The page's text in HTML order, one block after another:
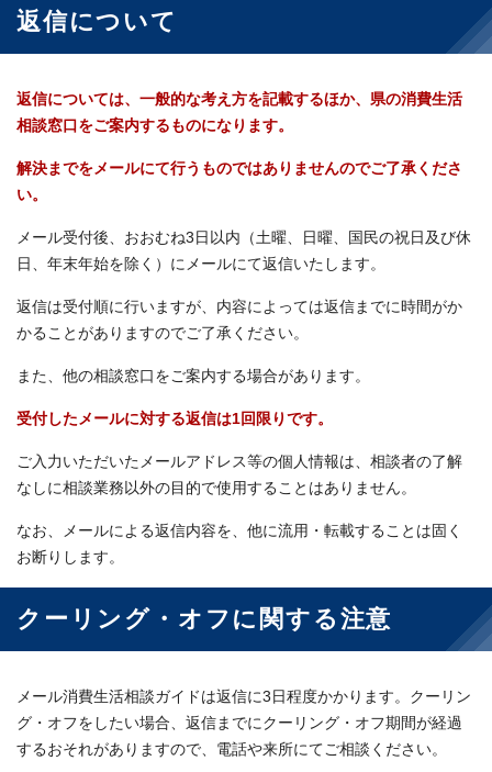
返信について
返信については、一般的な考え方を記載するほか、県の消費生活
相談窓口をご案内するものになります。
解決までをメールにて行うものではありませんのでご了承くださ
い。
メール受付後、おおむね3日以内（土曜、日曜、国民の祝日及び休
日、年末年始を除く）にメールにて返信いたします。
返信は受付順に行いますが、内容によっては返信までに時間がか
かることがありますのでご了承ください。
また、他の相談窓口をご案内する場合があります。
受付したメールに対する返信は1回限りです。
ご入力いただいたメールアドレス等の個人情報は、相談者の了解
なしに相談業務以外の目的で使用することはありません。
なお、メールによる返信内容を、他に流用・転載することは固く
お断りします。
クーリング・オフに関する注意
メール消費生活相談ガイドは返信に3日程度かかります。クーリン
グ・オフをしたい場合、返信までにクーリング・オフ期間が経過
するおそれがありますので、電話や来所にてご相談ください。